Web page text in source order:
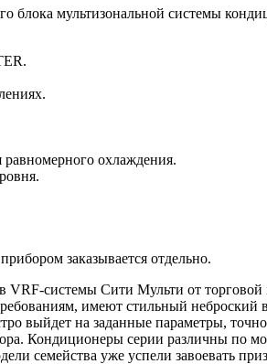
блока мультизональной системы
равномерного охлаждения.
заказывается отдельно.
системы Сити Мульти от
имеют стильный неброский
выйдет на заданные параметры,
Кондиционеры серии различны
семейства уже успели завоевать